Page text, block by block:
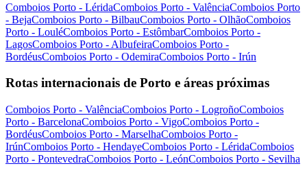
Comboios Porto - LéridaComboios Porto - ValênciaComboios Porto
- BejaComboios Porto - BilbauComboios Porto - OlhãoComboios
Porto - LouléComboios Porto - EstômbarComboios Porto -
LagosComboios Porto - AlbufeiraComboios Porto -
BordéusComboios Porto - OdemiraComboios Porto - Irún
Rotas internacionais de Porto e áreas próximas
Comboios Porto - ValênciaComboios Porto - LogroñoComboios
Porto - BarcelonaComboios Porto - VigoComboios Porto -
BordéusComboios Porto - MarselhaComboios Porto -
IrúnComboios Porto - HendayeComboios Porto - LéridaComboios
Porto - PontevedraComboios Porto - LeónComboios Porto - Sevilha